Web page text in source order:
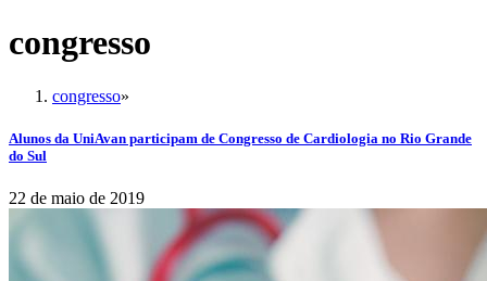
congresso
congresso»
Alunos da UniAvan participam de Congresso de Cardiologia no Rio Grande
do Sul
22 de maio de 2019